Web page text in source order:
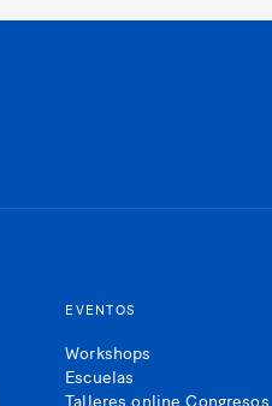
EVENTOS
Workshops
Escuelas
Talleres online Congresos